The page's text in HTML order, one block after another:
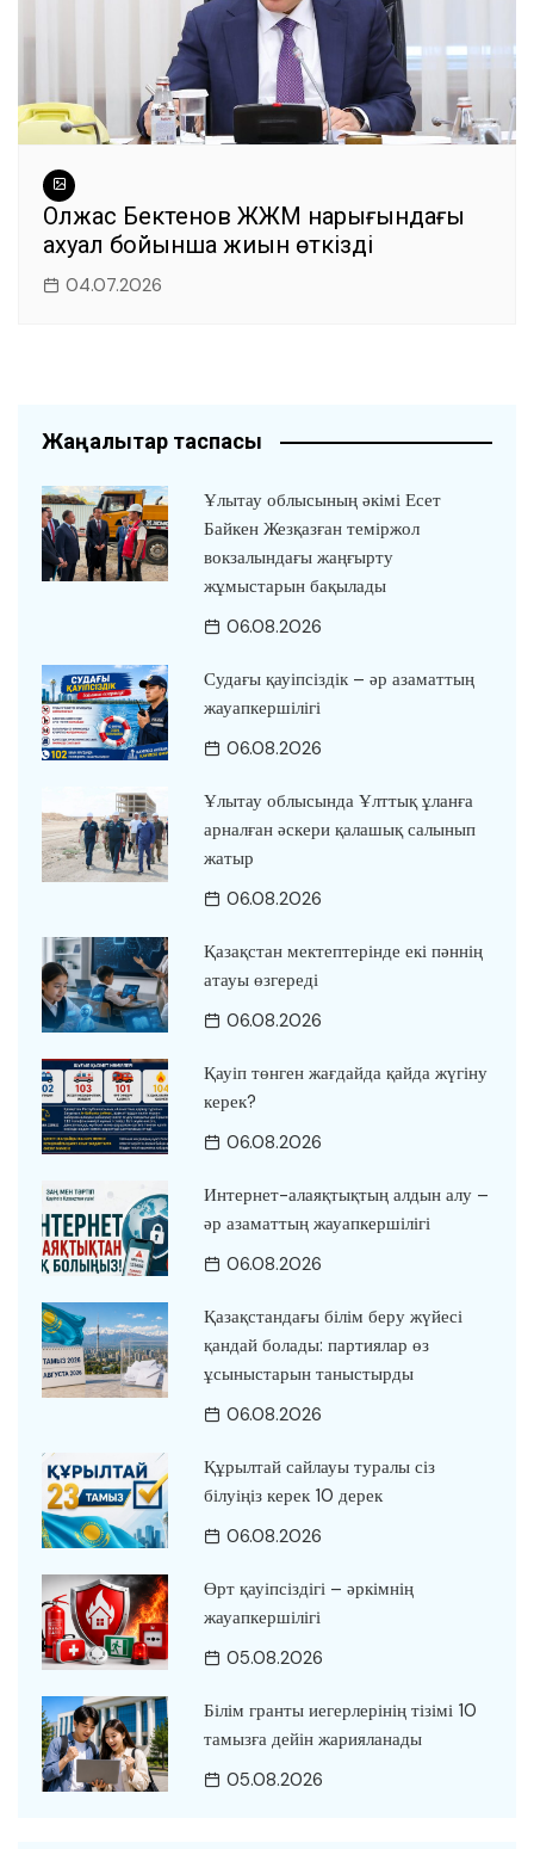
Олжас Бектенов ЖЖМ нарығындағы
ахуал бойынша жиын өткізді
04.07.2026
Жаңалықтар таспасы
Ұлытау облысының әкімі Есет
Байкен Жезқазған теміржол
вокзалындағы жаңғырту
жұмыстарын бақылады
06.08.2026
Судағы қауіпсіздік – әр азаматтың
жауапкершілігі
06.08.2026
Ұлытау облысында Ұлттық ұланға
арналған әскери қалашық салынып
жатыр
06.08.2026
Қазақстан мектептерінде екі пәннің
атауы өзгереді
06.08.2026
Қауіп төнген жағдайда қайда жүгіну
керек?
06.08.2026
Интернет-алаяқтықтың алдын алу –
әр азаматтың жауапкершілігі
06.08.2026
Қазақстандағы білім беру жүйесі
қандай болады: партиялар өз
ұсыныстарын таныстырды
06.08.2026
Құрылтай сайлауы туралы сіз
білуіңіз керек 10 дерек
06.08.2026
Өрт қауіпсіздігі – әркімнің
жауапкершілігі
05.08.2026
Білім гранты иегерлерінің тізімі 10
тамызға дейін жарияланады
05.08.2026